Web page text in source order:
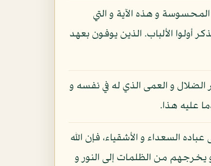
و هذه الآية و التي
أولوا الألباب. الذين يوفون بعهد
و العمى الذي له في نفسه و
عليه هذا.
السعداء و الأشقياء، فإن الله
يخرجهم من الظلمات إلى النور و